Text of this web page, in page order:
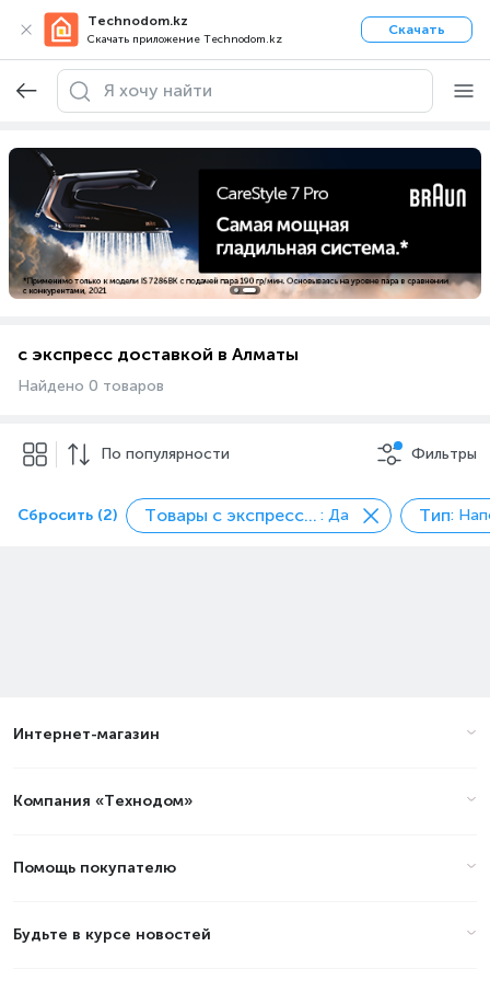
Technodom.kz
Скачать приложение Technodom.kz
Скачать
с экспресс доставкой в Алматы
Найдено 0 товаров
По популярности Фильтры
Сбросить (2) Товары с экспресс доставкой : Да Тип:
Интернет-магазин
Компания «Технодом»
Помощь покупателю
Будьте в курсе новостей